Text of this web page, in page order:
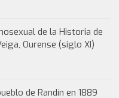
de la Historia de
Ourense (siglo XI)
de Randín en 1889